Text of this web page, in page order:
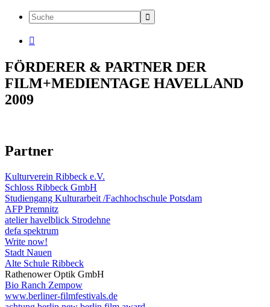

FÖRDERER & PARTNER DER
FILM+MEDIENTAGE HAVELLAND
2009
Partner
Kulturverein Ribbeck e.V.
Schloss Ribbeck GmbH
Studiengang Kulturarbeit /Fachhochschule Potsdam
AFP Premnitz
atelier havelblick Strodehne
defa spektrum
Write now!
Stadt Nauen
Alte Schule Ribbeck
Rathenower Optik GmbH
Bio Ranch Zempow
www.berliner-filmfestivals.de